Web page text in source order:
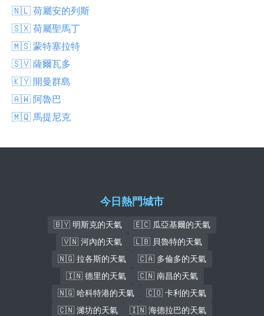
🇳🇱 荷屬安的列斯
🇸🇽 荷屬聖馬丁
🇲🇸 蒙特塞拉特
🇸🇻 薩爾瓦多
🇰🇾 開曼群島
🇦🇼 阿魯巴
🇲🇶 馬提尼克
今日熱門城市
🇧🇾 明斯克的天氣
🇪🇨 瓜亞基爾的天氣
🇻🇳 河內的天氣
🇱🇧 貝魯特的天氣
🇳🇬 拉各斯的天氣
🇨🇦 多倫多的天氣
🇮🇳 德里的天氣
🇨🇳 南昌的天氣
🇳🇬 哈科特港的天氣
🇨🇴 卡利的天氣
🇨🇳 濰坊的天氣
🇮🇳 海德拉巴的天氣